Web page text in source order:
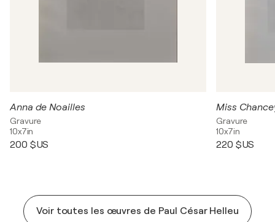
Anna de Noailles
Gravure
10x7in
200 $US
Miss
Gravure
10x7in
220 $US
Voir toutes les œuvres de Paul César Helleu